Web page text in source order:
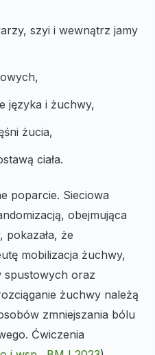
szyi i wewnątrz jamy
języka i żuchwy,
żucia,
ciała.
poparcie. Sieciowa
obejmująca
pokazała, że
mobilizacja żuchwy,
spustowych oraz
żuchwy należą
zmniejszania bólu
Ćwiczenia